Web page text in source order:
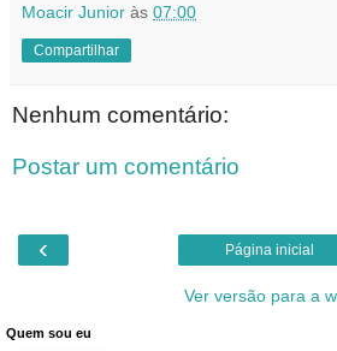
Moacir Junior às 07:00
Compartilhar
Nenhum comentário:
Postar um comentário
‹ Página inicial
Ver versão para a
Quem sou eu